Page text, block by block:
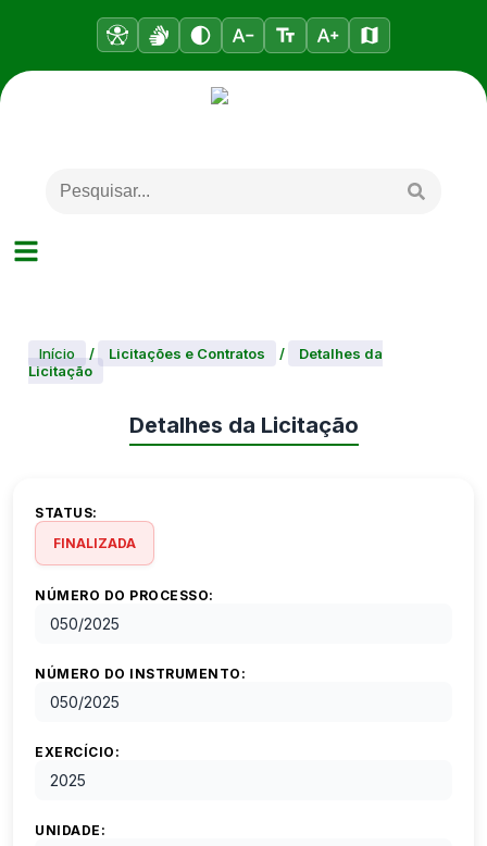
Início / Licitações e Contratos /
Detalhes da
Licitação
Detalhes da Licitação
STATUS:
FINALIZADA
NÚMERO DO PROCESSO:
050/2025
NÚMERO DO INSTRUMENTO:
050/2025
EXERCÍCIO:
2025
UNIDADE: